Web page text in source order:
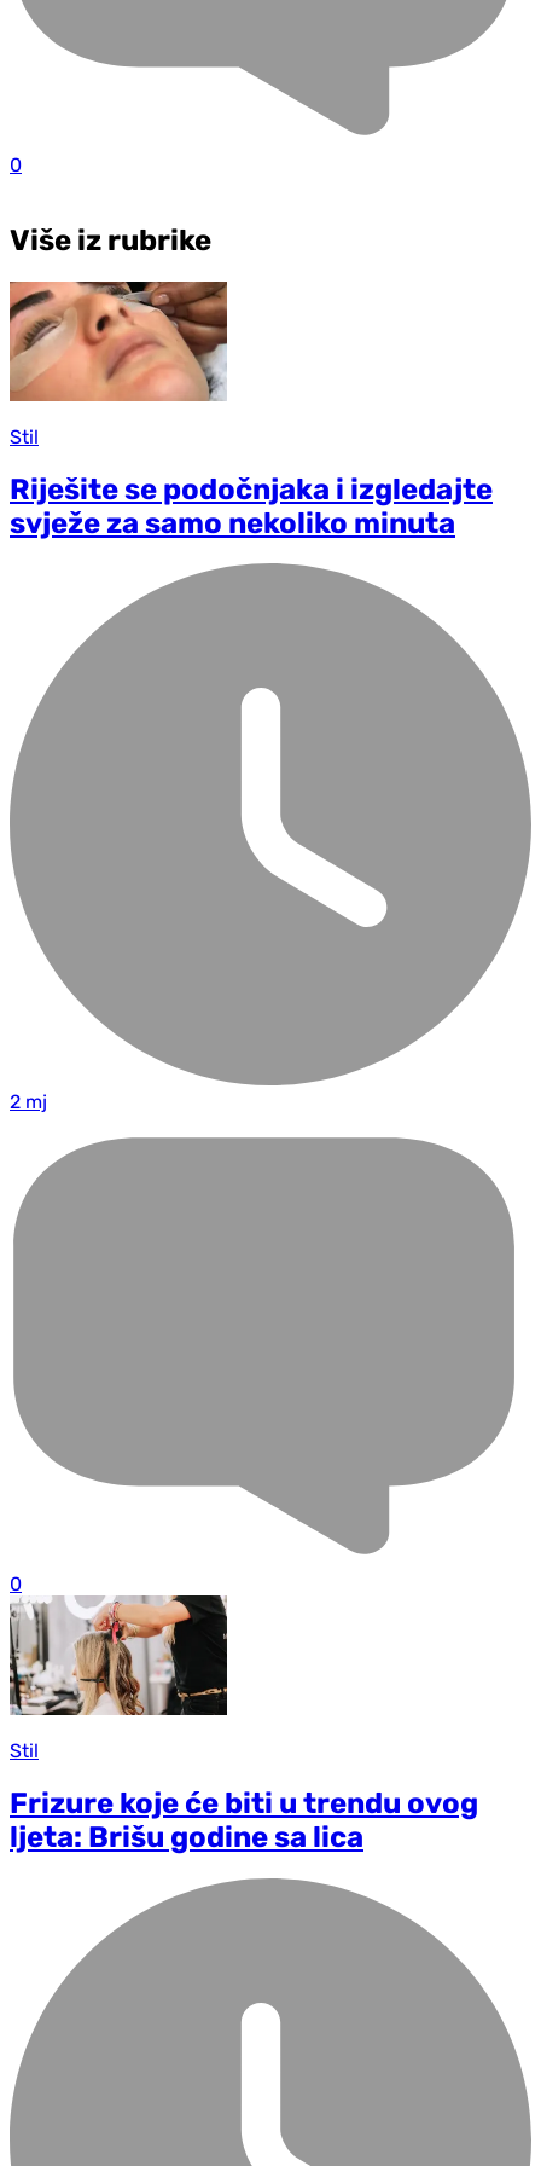
0
Više iz rubrike
Stil
Riješite se podočnjaka i izgledajte
svježe za samo nekoliko minuta
2 mj
0
Stil
Frizure koje će biti u trendu ovog
ljeta: Brišu godine sa lica